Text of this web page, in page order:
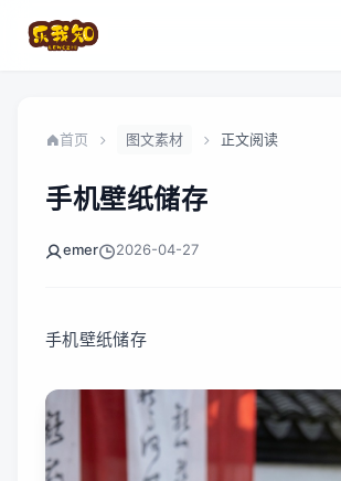
首页 图文素材 正文阅读
手机壁纸储存
emer 2026-04-27
手机壁纸储存